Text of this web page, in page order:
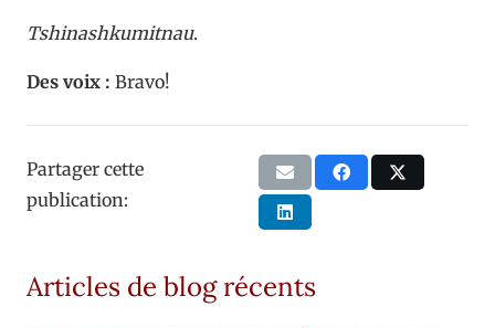
Tshinashkumitnau.
Des voix : Bravo!
Partager cette
publication:
Articles de blog récents